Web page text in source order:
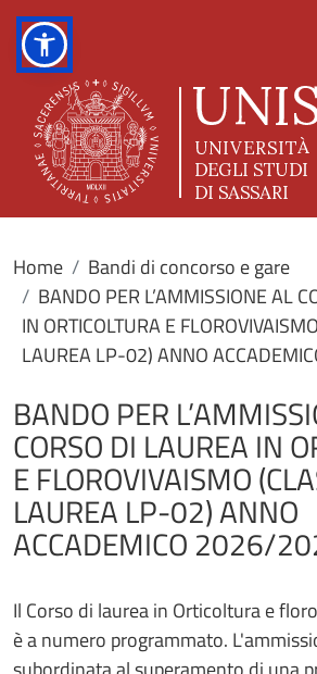
Home
Bandi di concorso e gare
BANDO PER L’AMMISSIONE AL
IN ORTICOLTURA E
LAUREA LP-02) ANNO
BANDO PER
CORSO DI LAUREA IN
E FLOROVIVAISMO
LAUREA LP-02) ANNO
ACCADEMICO 2026/
Il Corso di laurea in Orticoltura e
è a numero programmato.